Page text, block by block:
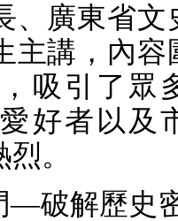
、廣東省文
主講，內容
吸引了眾
好者以及
。
—破解歷史